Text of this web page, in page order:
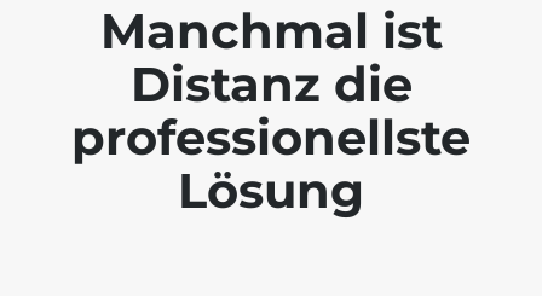
Manchmal ist
Distanz die
professionellste
Lösung